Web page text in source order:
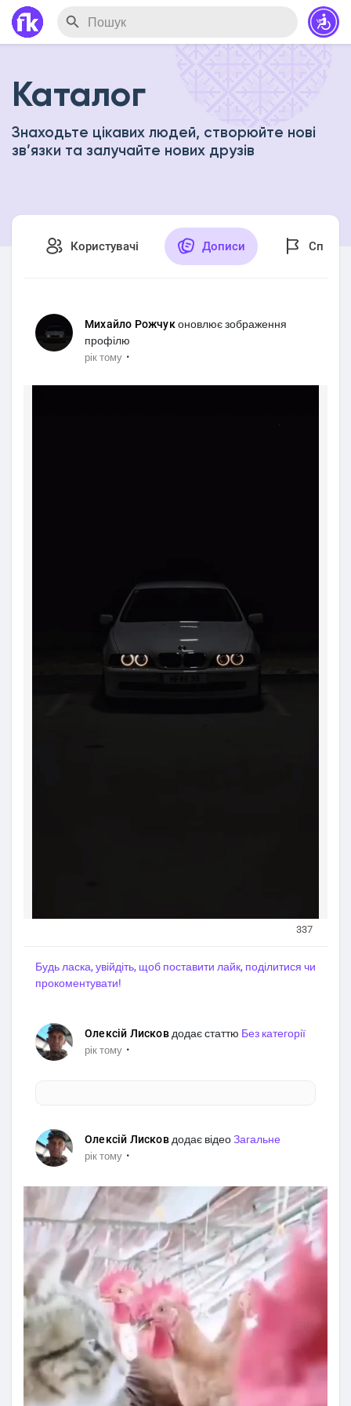
Каталог
Знаходьте цікавих людей, створюйте нові
зв’язки та залучайте нових друзів
Користувачі Дописи
Михайло Рожчуконовлює зображення
профілю
рік тому ·
337
Будь ласка, увійдіть, щоб поставити лайк, поділитися чи
прокоментувати!
Олексій Лисков додає статтю Без категорії
рік тому ·
Олексій Лисков додає відеоЗагальне
рік тому ·